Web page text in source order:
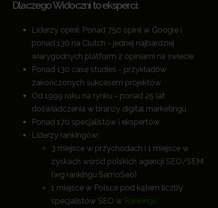
Dlaczego Widoczni to eksperci:
Liderzy opinii: Ponad 750 opinii w Google i
ponad 130 na Clutch - jednej najbardziej
wiarygodnych platform z opiniami na świecie
Ponad 130 case studies - przykładów
zakończonych sukcesem projektów
Od 1999 roku na rynku - ponad 25 lat
doświadczenia w branży digital marketingu
Ponad 170 specjalistów i ekspertów
Liderzy rankingów:
3 miejsce w przychodach i 1 miejsce w
zyskach wśród polskich agencji SEO/SEM
(wg rankingu SamoSeo)
1 miejsce w Polsce pod kątem liczby
specjalistów SEO w Rankingu